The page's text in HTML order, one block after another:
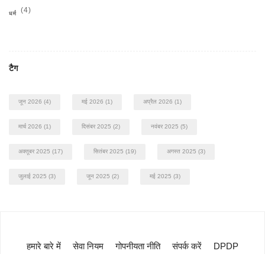
धर्म (4)
टैग
जून 2026 (4) मई 2026 (1) अप्रैल 2026 (1)
मार्च 2026 (1) दिसंबर 2025 (2) नवंबर 2025 (5)
अक्तूबर 2025 (17) सितंबर 2025 (19) अगस्त 2025 (3)
जुलाई 2025 (3) जून 2025 (2) मई 2025 (3)
हमारे बारे में सेवा नियम गोपनीयता नीति संपर्क करें DPDP